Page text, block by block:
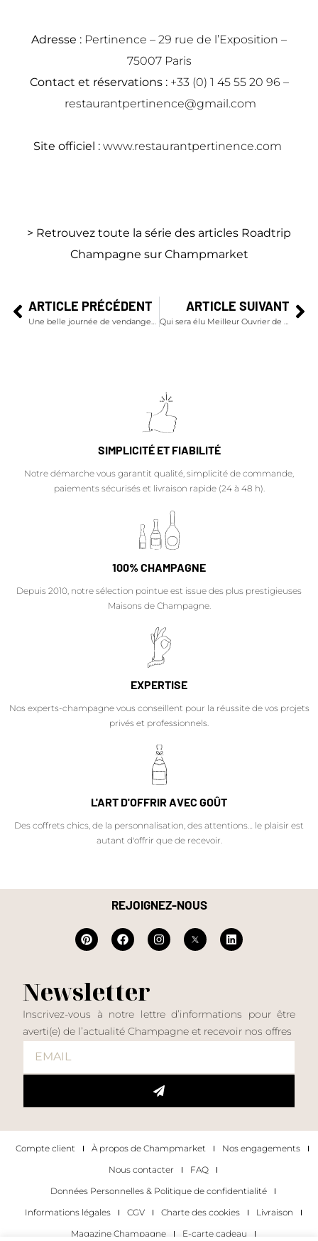
Adresse : Pertinence – 29 rue de l’Exposition –
75007 Paris
Contact et réservations :+33 (0) 1 45 55 20 96 –
restaurantpertinence@gmail.com
Site officiel : www.restaurantpertinence.com
> Retrouvez toute la série des articles Roadtrip
Champagne sur Champmarket
ARTICLE PRÉCÉDENT
Une belle journée de vendanges chez Esterlin
ARTICLE SUIVANT
Qui sera élu Meilleur Ouvrier de France Sommellerie 2018 ?
SIMPLICITÉ ET FIABILITÉ
Notre démarche vous garantit qualité, simplicité de commande,
paiements sécurisés et livraison rapide (24 à 48 h).
100% CHAMPAGNE
Depuis 2010, notre sélection pointue est issue des plus prestigieuses
Maisons de Champagne.
EXPERTISE
Nos experts-champagne vous conseillent pour la réussite de vos projets
privés et professionnels.
L'ART D'OFFRIR AVEC GOÛT
Des coffrets chics, de la personnalisation, des attentions… le plaisir est
autant d'offrir que de recevoir.
REJOIGNEZ-NOUS
Newsletter
Inscrivez-vous à notre lettre d’informations pour être
averti(e) de l’actualité Champagne et recevoir nos offres
Compte client À propos de Champmarket
Nos engagements
Nous contacter
FAQ
Données Personnelles & Politique de confidentialité
Informations légales
CGV Charte des cookies
Livraison
Magazine Champagne
E-carte cadeau